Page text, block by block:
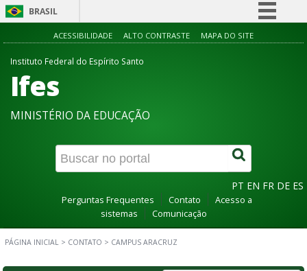
BRASIL
Simplifique!
Canais
ACESSIBILIDADE ALTO CONTRASTE MAPA DO SITE
Instituto Federal do Espírito Santo
Ifes
MINISTÉRIO DA EDUCAÇÃO
PT EN FR DE ES
Perguntas Frequentes Contato
Acesso a
sistemas
Comunicação
PÁGINA INICIAL > CONTATO > CAMPUS ARACRUZ